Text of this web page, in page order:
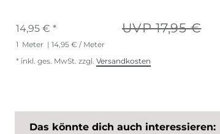
UVP 17,95 €
14,95 € *
1 Meter | 14,95 € / Meter
* inkl. ges. MwSt. zzgl. Versandkosten
Das könnte dich auch interessieren: